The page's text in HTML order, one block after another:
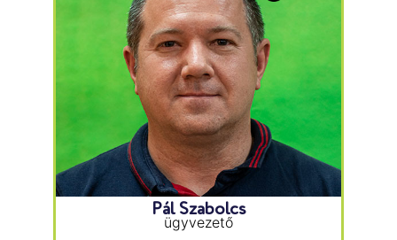
Pál Szabolcs
ügyvezető